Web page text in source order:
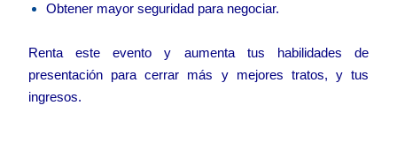
Obtener mayor seguridad para negociar.
Renta este evento y aumenta tus habilidades de
presentación para cerrar más y mejores tratos, y tus
ingresos.